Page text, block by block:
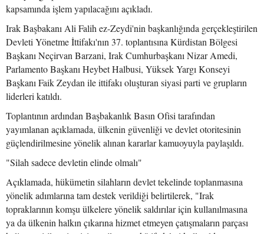
kapsamında işlem yapılacağını açıkladı.
Irak Başbakanı Ali Falih ez-Zeydi'nin başkanlığında gerçekleştirilen
Devleti Yönetme İttifakı'nın 37. toplantısına Kürdistan Bölgesi
Başkanı Neçirvan Barzani, Irak Cumhurbaşkanı Nizar Amedi,
Parlamento Başkanı Heybet Halbusi, Yüksek Yargı Konseyi
Başkanı Faik Zeydan ile ittifakı oluşturan siyasi parti ve grupların
liderleri katıldı.
Toplantının ardından Başbakanlık Basın Ofisi tarafından
yayımlanan açıklamada, ülkenin güvenliği ve devlet otoritesinin
güçlendirilmesine yönelik alınan kararlar kamuoyuyla paylaşıldı.
"Silah sadece devletin elinde olmalı"
Açıklamada, hükümetin silahların devlet tekelinde toplanmasına
yönelik adımlarına tam destek verildiği belirtilerek, "Irak
topraklarının komşu ülkelere yönelik saldırılar için kullanılmasına
ya da ülkenin halkın çıkarına hizmet etmeyen çatışmaların parçası